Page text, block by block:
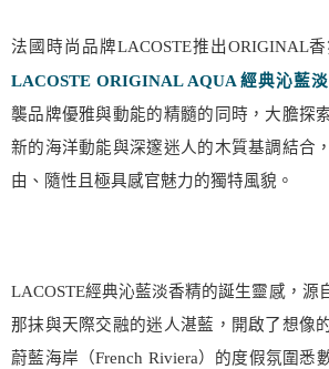
宅配(全站)
每筆NT$80，滿NT$1,000(含以上)免運費
法國時尚品牌LACOSTE推出ORIGINAL香
LACOSTE ORIGINAL AQUA經典沁藍
襲品牌優雅與動能的精髓的同時，大膽探
新的海洋動能與深邃迷人的木質基調結合
由、隨性且極具感官魅力的獨特風貌。
LACOSTE經典沁藍淡香精的誕生靈感，源
那抹與天際交融的迷人湛藍，開啟了想像
蔚藍海岸（French Riviera）的度假氛圍悉